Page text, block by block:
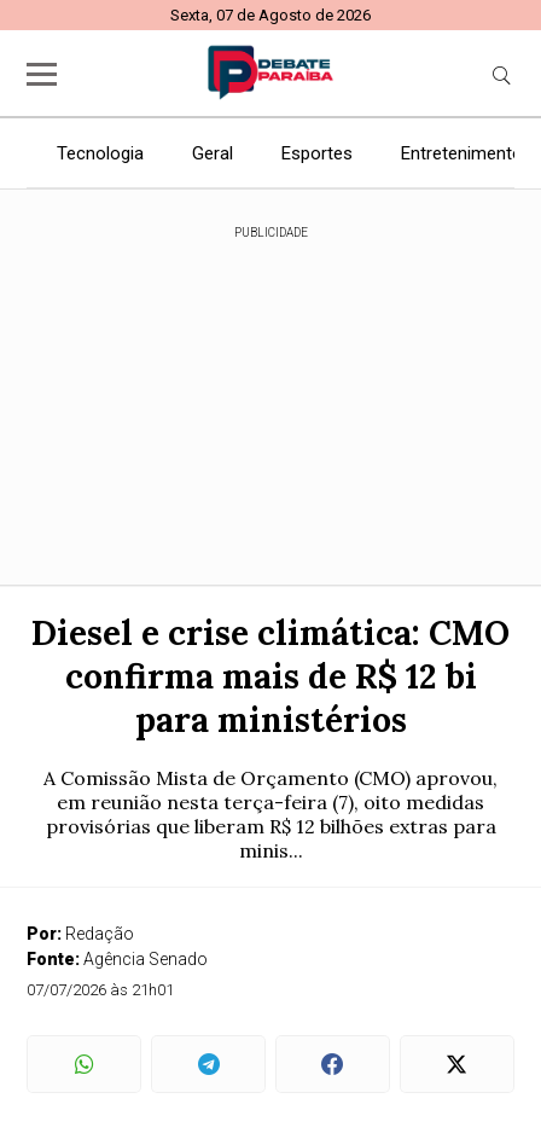
Sexta, 07 de Agosto de 2026
Tecnologia Geral Esportes Entretenimento
PUBLICIDADE
Diesel e crise climática: CMO
confirma mais de R$ 12 bi
para ministérios
A Comissão Mista de Orçamento (CMO) aprovou,
em reunião nesta terça-feira (7), oito medidas
provisórias que liberam R$ 12 bilhões extras para
minis...
Por: Redação
Fonte:Agência Senado
07/07/2026 às 21h01